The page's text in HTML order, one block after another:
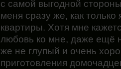
с самой выгодной
меня сразу же, как только
квартиры. Хотя мне
любовь ко мне, даже ещё
же не глупый и очень
приготовления